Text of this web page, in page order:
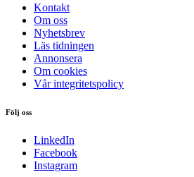
Kontakt
Om oss
Nyhetsbrev
Läs tidningen
Annonsera
Om cookies
Vår integritetspolicy
Följ oss
LinkedIn
Facebook
Instagram